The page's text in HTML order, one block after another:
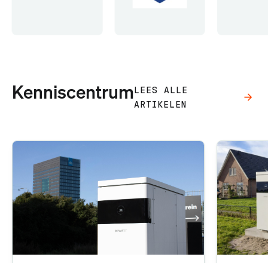
Kenniscentrum LEES ALLE
ARTIKELEN